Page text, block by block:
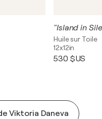
"Island in
Huile sur Toile
12x12in
530 $US
Viktoria Daneva